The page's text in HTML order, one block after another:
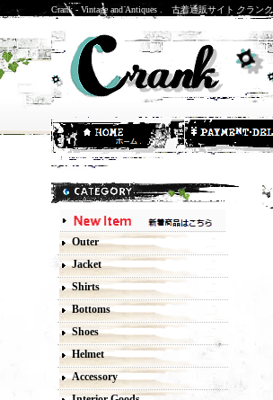
Crank - Vintage and Antiques . 古着通販サイト クランク
Outer
Jacket
Shirts
Bottoms
Shoes
Helmet
Accessory